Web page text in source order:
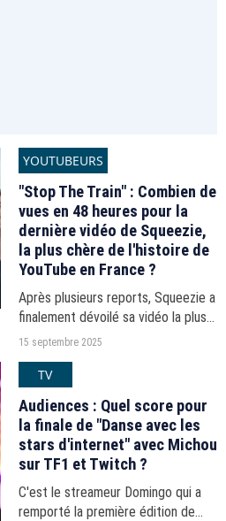
YOUTUBEURS
"Stop The Train" : Combien de
vues en 48 heures pour la
dernière vidéo de Squeezie,
la plus chère de l'histoire de
YouTube en France ?
Après plusieurs reports, Squeezie a
finalement dévoilé sa vidéo la plus
chère de l'histoire de YouTube en
2025. Dix Youtubeurs et streamers
15 septembre 2025
TV
Audiences : Quel score pour
la finale de "Danse avec les
stars d'internet" avec Michou
sur TF1 et Twitch ?
C'est le streameur Domingo qui a
remporté la première édition de